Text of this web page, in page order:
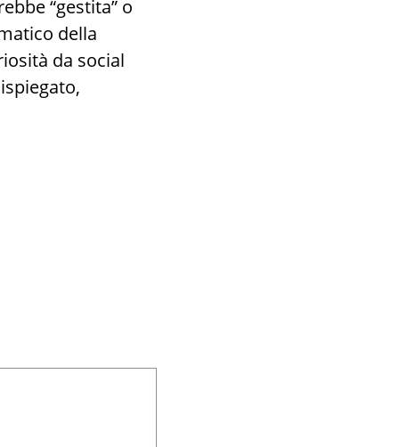
“gestita” o
della
da social